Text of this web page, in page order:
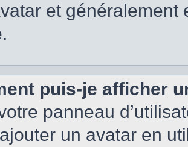
et
puis-je afficher
panneau
un avatar en